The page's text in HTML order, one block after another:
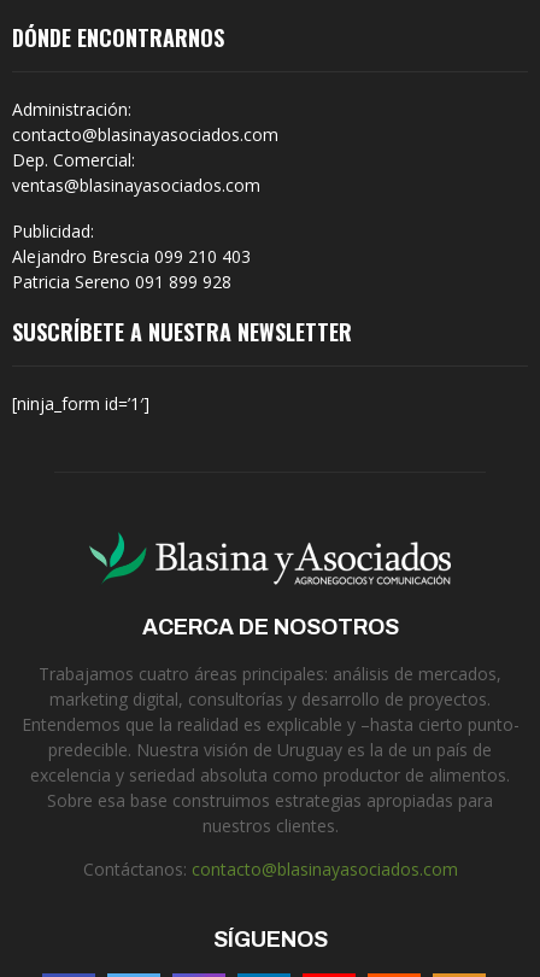
DÓNDE ENCONTRARNOS
Administración:
contacto@blasinayasociados.com
Dep. Comercial:
ventas@blasinayasociados.com
Publicidad:
Alejandro Brescia 099 210 403
Patricia Sereno 091 899 928
SUSCRÍBETE A NUESTRA NEWSLETTER
[ninja_form id=’1′]
ACERCA DE NOSOTROS
Trabajamos cuatro áreas principales: análisis de mercados,
marketing digital, consultorías y desarrollo de proyectos.
Entendemos que la realidad es explicable y –hasta cierto punto-
predecible. Nuestra visión de Uruguay es la de un país de
excelencia y seriedad absoluta como productor de alimentos.
Sobre esa base construimos estrategias apropiadas para
nuestros clientes.
Contáctanos: contacto@blasinayasociados.com
SÍGUENOS